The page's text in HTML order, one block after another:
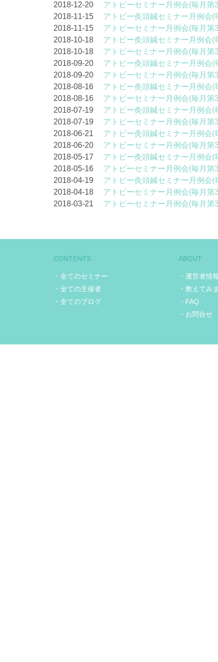
2018-12-20 アトピーセミナー月例会(毎月第
2018-11-15 アトピー灸頭鍼セミナー月例会(
2018-11-15 アトピーセミナー月例会(毎月第
2018-10-18 アトピー灸頭鍼セミナー月例会(
2018-10-18 アトピーセミナー月例会(毎月第
2018-09-20 アトピー灸頭鍼セミナー月例会(
2018-09-20 アトピーセミナー月例会(毎月第
2018-08-16 アトピー灸頭鍼セミナー月例会(
2018-08-16 アトピーセミナー月例会(毎月第
2018-07-19 アトピー灸頭鍼セミナー月例会(
2018-07-19 アトピーセミナー月例会(毎月第
2018-06-21 アトピー灸頭鍼セミナー月例会(
2018-06-20 アトピーセミナー月例会(毎月第
2018-05-17 アトピー灸頭鍼セミナー月例会(
2018-05-16 アトピーセミナー月例会(毎月第
2018-04-19 アトピー灸頭鍼セミナー月例会(
2018-04-18 アトピーセミナー月例会(毎月第
2018-03-21 アトピーセミナー月例会(毎月第
CONTENTS
・全てのセミナー
・全ての主催者
・全てのブログ
ABOUT
・運営者情
・教えてみ
・FAQ
・お問合せ